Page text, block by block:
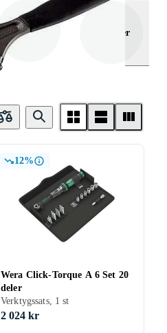
Visa mer
U - nyckel Stiftnyckel
12%
Wera Click-Torque A 6 Set 20
deler
Verktygssats, 1 st
2 024 kr